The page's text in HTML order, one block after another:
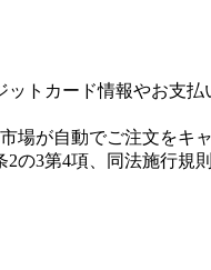
トカード情報やお支
場が自動でご注文をキ
3第4項、同法施行規